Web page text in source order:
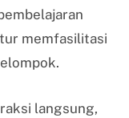
memfasilitasi
langsung,